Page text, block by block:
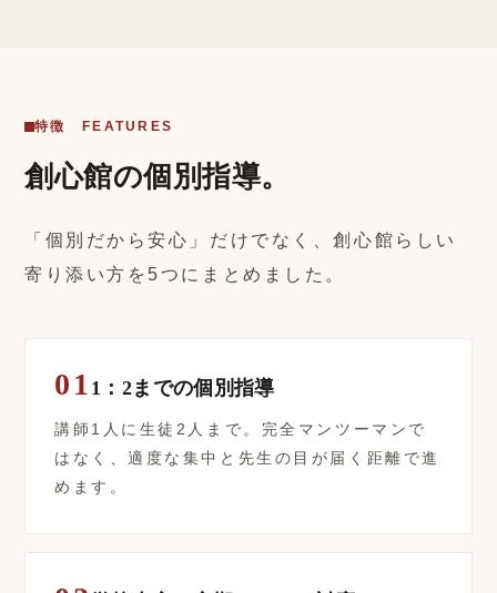
特徴 FEATURES
創心館の個別指導。
「個別だから安心」だけでなく、創心館らしい
寄り添い方を5つにまとめました。
01 1：2までの個別指導
講師1人に生徒2人まで。完全マンツーマンで
はなく、適度な集中と先生の目が届く距離で進
めます。